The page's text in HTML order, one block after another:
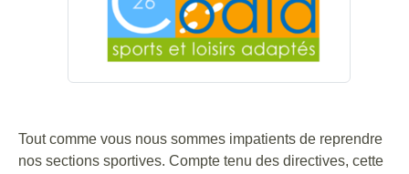
Tout comme vous nous sommes impatients de reprendre
nos sections sportives. Compte tenu des directives, cette